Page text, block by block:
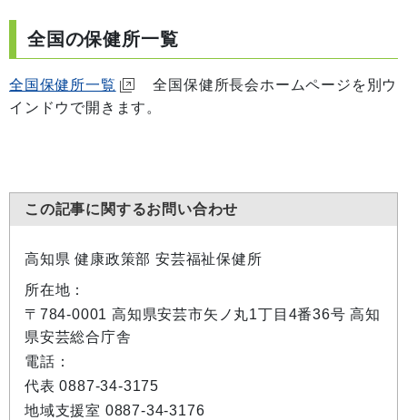
全国の保健所一覧
全国保健所一覧
全国保健所長会ホームページを別ウ
インドウで開きます。
この記事に関するお問い合わせ
高知県 健康政策部 安芸福祉保健所
所在地：
〒784-0001 高知県安芸市矢ノ丸1丁目4番36号 高知
県安芸総合庁舎
電話：
代表 0887-34-3175
地域支援室 0887-34-3176